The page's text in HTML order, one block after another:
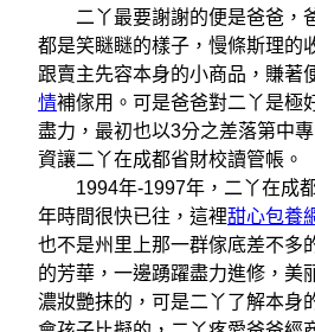
二丫最要謝謝的便是爸爸，
都是笑瞇瞇的樣子，慢條斯理的
跟賣主先容本身的小商品，賺著
情補傢用。可是爸爸對二丫是極
盡力，最初也以3分之差落第中
資讓二丫在成都省財校讀管帳。
1994年-1997年，二丫在成都
年時間很快已往，這裡甜心包養
也不是州里上那一群傢底差不多
的芳華，一邊踴躍盡力進修，美
濃妝艷抹的，可是二丫了解本身